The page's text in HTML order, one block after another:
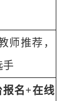
师推荐，
手
报名+在线